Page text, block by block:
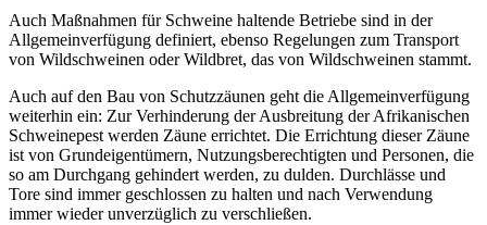
Auch Maßnahmen für Schweine haltende Betriebe sind in der
Allgemeinverfügung definiert, ebenso Regelungen zum Transport
von Wildschweinen oder Wildbret, das von Wildschweinen stammt.
Auch auf den Bau von Schutzzäunen geht die Allgemeinverfügung
weiterhin ein: Zur Verhinderung der Ausbreitung der Afrikanischen
Schweinepest werden Zäune errichtet. Die Errichtung dieser Zäune
ist von Grundeigentümern, Nutzungsberechtigten und Personen, die
so am Durchgang gehindert werden, zu dulden. Durchlässe und
Tore sind immer geschlossen zu halten und nach Verwendung
immer wieder unverzüglich zu verschließen.